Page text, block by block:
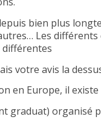
bien plus
Les
différentes
votre avis la
en Europe, il
graduat) organisé